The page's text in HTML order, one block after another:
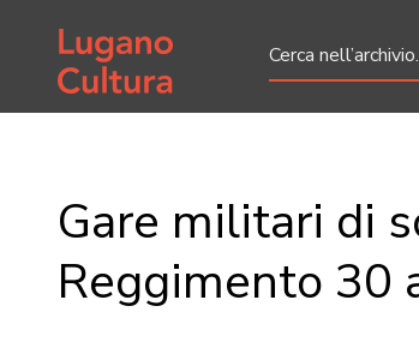
Home page
Gare militari di
Reggimento 30